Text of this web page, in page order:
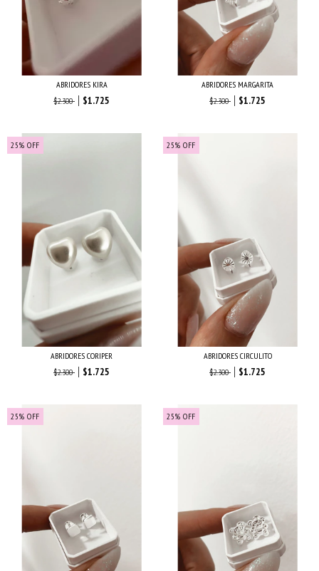
ABRIDORES KIRA
$2.300
$1.725
ABRIDORES MARGARITA
$2.300
$1.725
25% OFF
ABRIDORES CORIPER
$2.300
$1.725
25% OFF
ABRIDORES CIRCULITO
$2.300
$1.725
25% OFF 25% OFF